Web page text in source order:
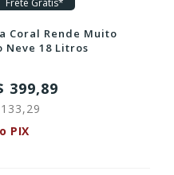
Coral Rende Muito
Neve 18 Litros
399,89
PIX